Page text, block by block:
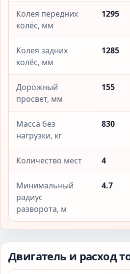
Колея передних
колёс, мм
1295
Колея задних
колёс, мм
1285
Дорожный
просвет, мм
155
Масса без
нагрузки, кг
830
Количество мест 4
Минимальный
радиус
разворота, м
4.7
Двигатель и расход